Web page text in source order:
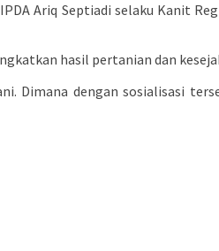
Ariq Septiadi selaku Kanit
hasil pertanian dan
Dimana dengan sosialisasi